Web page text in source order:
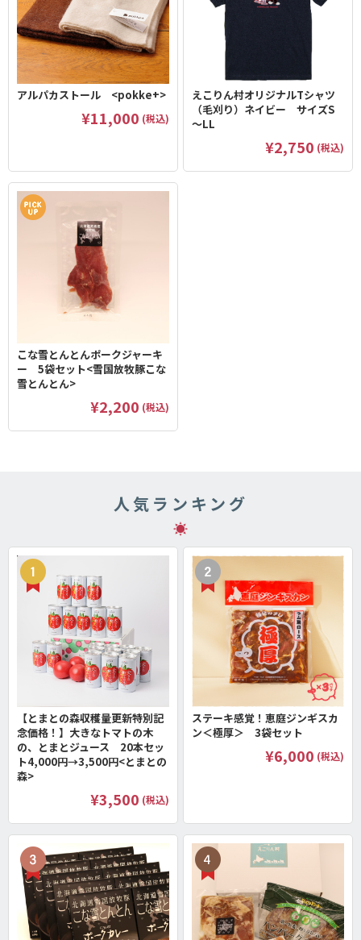
アルパカストール <pokke+>
¥11,000 (税込)
えこりん村オリジナルTシャツ
（毛刈り）ネイビー サイズS
～LL
¥2,750 (税込)
こな雪とんとんポークジャーキ
ー 5袋セット<雪国放牧豚こな
雪とんとん>
¥2,200 (税込)
人気ランキング
【とまとの森収穫量更新特別記
念価格！】大きなトマトの木
の、とまとジュース 20本セッ
ト4,000円→3,500円<とまとの
森>
¥3,500 (税込)
ステーキ感覚！恵庭ジンギスカ
ン＜極厚＞ 3袋セット
¥6,000 (税込)